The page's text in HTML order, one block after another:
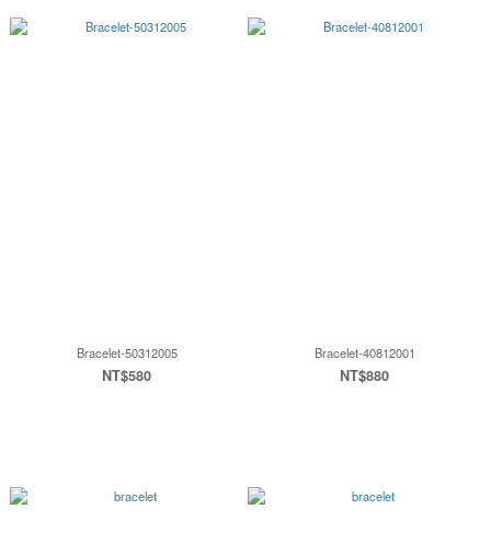
Bracelet-50312005
NT$580
Bracelet-40812001
NT$880